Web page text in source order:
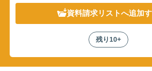
資料請求リストへ追加
残り10+